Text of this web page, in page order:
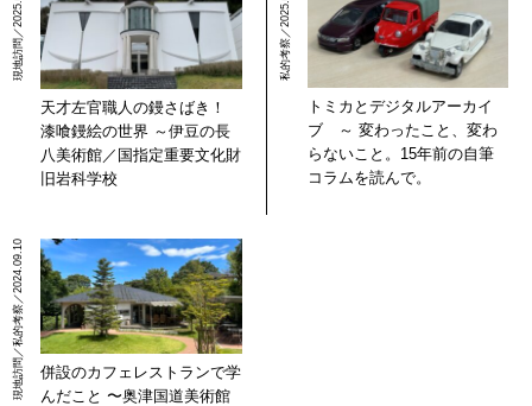
現地訪問／2025.05.08
天才左官職人の鏝さばき！
漆喰鏝絵の世界 ～伊豆の長
八美術館／国指定重要文化財
旧岩科学校
私的考察／2025.03.19
トミカとデジタルアーカイ
ブ ～ 変わったこと、変わ
らないこと。15年前の自筆
コラムを読んで。
現地訪問／私的考察／2024.09.10
併設のカフェレストランで学
んだこと 〜奥津国道美術館